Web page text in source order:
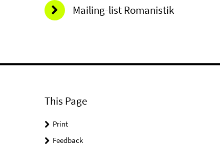
Mailing-list Romanistik
This Page
Print
Feedback